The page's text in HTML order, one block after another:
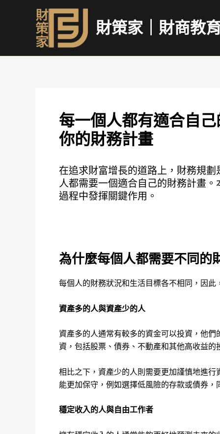
內
財策家｜財商教
每一個人都有適合自
你的財務計畫
在追求財富增長的道路上，財務規
人都需要一個適合自己的財務計畫
過程中發揮關鍵作用。
為什麼每個人都需要不同的
每個人的財務狀況和生活目標各不相同，因
資產多的人與資產少的人
資產多的人通常有較多的資金可以投資，他
資，包括股票、債券、不動產和其他高收益的
相比之下，資產少的人則需要更加謹慎地進
能更加保守，例如選擇低風險的存款或債券，
穩定收入的人與自由工作者